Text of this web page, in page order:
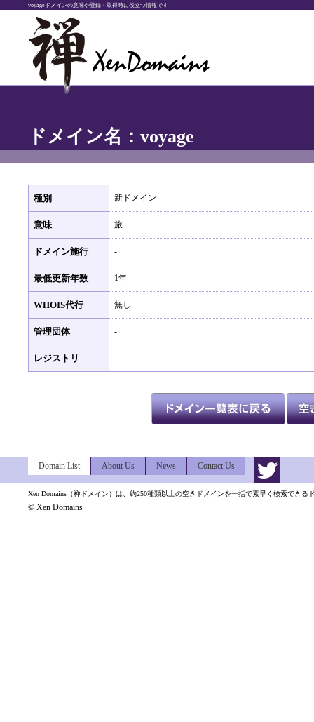
voyageドメインの意味や登録・取得時に役立つ情報です
ドメイン名：voyage
種別 新ドメイン
意味 旅
ドメイン施行 -
最低更新年数 1年
WHOIS代行 無し
管理団体 -
レジストリ -
Domain List About Us News Contact Us
Xen Domains（禅ドメイン）は、約250種類以上の空きドメインを一括で素早く検索できる
© Xen Domains